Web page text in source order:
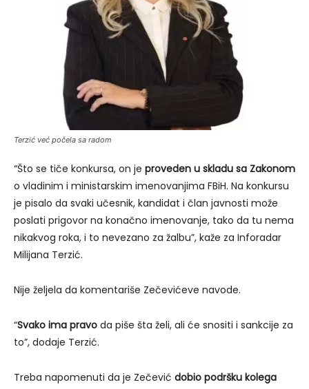
Terzić već počela sa radom
“Što se tiče konkursa, on je proveden u skladu sa Zakonom
o vladinim i ministarskim imenovanjima FBiH. Na konkursu
je pisalo da svaki učesnik, kandidat i član javnosti može
poslati prigovor na konačno imenovanje, tako da tu nema
nikakvog roka, i to nevezano za žalbu”, kaže za Inforadar
Milijana Terzić.
Nije željela da komentariše Zečevićeve navode.
“Svako ima pravo da piše šta želi, ali će snositi i sankcije za
to”, dodaje Terzić.
Treba napomenuti da je Zečević dobio podršku kolega